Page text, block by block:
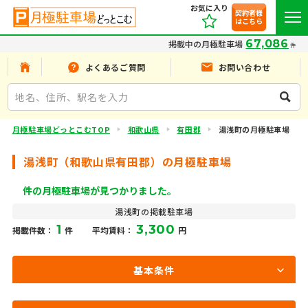
お気に入り
契約者様
はこちら
掲載中の月極駐車場 67,086 件
よくあるご質問 お問い合わせ
月極駐車場どっとこむTOP 和歌山県 有田郡 湯浅町の月極駐車場
湯浅町（和歌山県有田郡）の月極駐車場
件の月極駐車場が見つかりました。
湯浅町の掲載駐車場
掲載件数： 1 件 平均賃料： 3,300 円
基本条件